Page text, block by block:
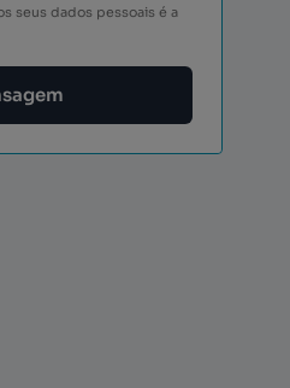
seus dados pessoais é a